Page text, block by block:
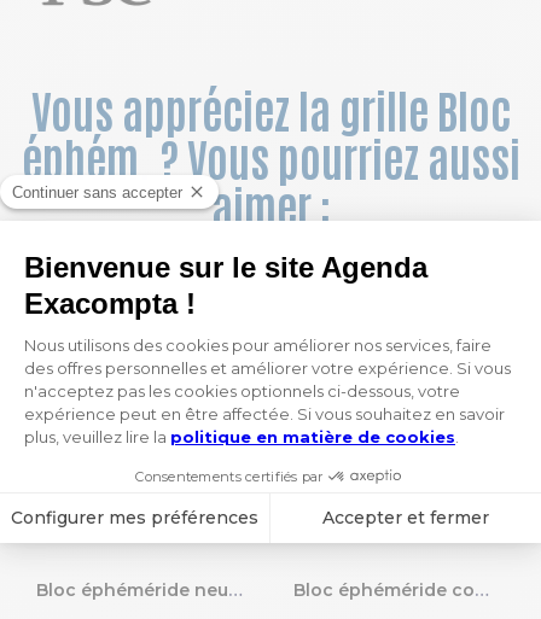
Vous appréciez la grille Bloc
éphém. ? Vous pourriez aussi
aimer :
Bloc éphéméride neutre seul 9,2x13,3cm - 2027 Bloc éphéméride comique sans support 6,5 x 9,7 cm 2027